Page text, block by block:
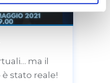
ma il
stato reale!